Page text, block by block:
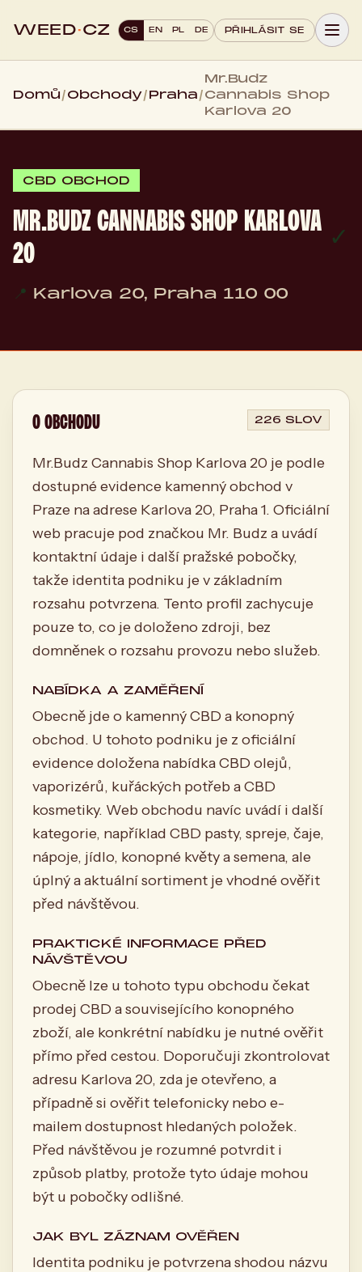
WEED·CZ CS EN PL DE PŘIHLÁSIT SE
Domů/Obchody/Praha/
Mr.Budz
Cannabis Shop
Karlova 20
CBD OBCHOD
MR.BUDZ CANNABIS SHOP KARLOVA
20
✓
📍 Karlova 20, Praha 110 00
O OBCHODU 226 SLOV
Mr.Budz Cannabis Shop Karlova 20 je podle
dostupné evidence kamenný obchod v
Praze na adrese Karlova 20, Praha 1. Oficiální
web pracuje pod značkou Mr. Budz a uvádí
kontaktní údaje i další pražské pobočky,
takže identita podniku je v základním
rozsahu potvrzena. Tento profil zachycuje
pouze to, co je doloženo zdroji, bez
domněnek o rozsahu provozu nebo služeb.
NABÍDKA A ZAMĚŘENÍ
Obecně jde o kamenný CBD a konopný
obchod. U tohoto podniku je z oficiální
evidence doložena nabídka CBD olejů,
vaporizérů, kuřáckých potřeb a CBD
kosmetiky. Web obchodu navíc uvádí i další
kategorie, například CBD pasty, spreje, čaje,
nápoje, jídlo, konopné květy a semena, ale
úplný a aktuální sortiment je vhodné ověřit
před návštěvou.
PRAKTICKÉ INFORMACE PŘED
NÁVŠTĚVOU
Obecně lze u tohoto typu obchodu čekat
prodej CBD a souvisejícího konopného
zboží, ale konkrétní nabídku je nutné ověřit
přímo před cestou. Doporučuji zkontrolovat
adresu Karlova 20, zda je otevřeno, a
případně si ověřit telefonicky nebo e-
mailem dostupnost hledaných položek.
Před návštěvou je rozumné potvrdit i
způsob platby, protože tyto údaje mohou
být u pobočky odlišné.
JAK BYL ZÁZNAM OVĚŘEN
Identita podniku je potvrzena shodou názvu